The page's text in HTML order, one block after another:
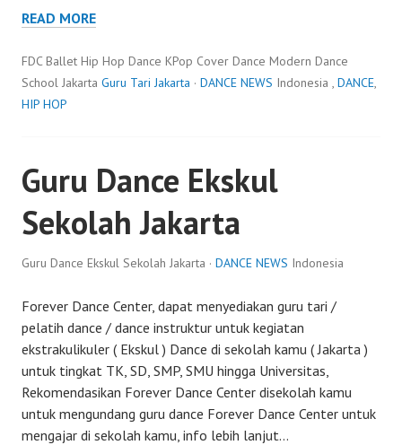
READ MORE
FDC Ballet Hip Hop Dance KPop Cover Dance Modern Dance
School Jakarta Guru Tari Jakarta · DANCE NEWS Indonesia , DANCE,
HIP HOP
Guru Dance Ekskul
Sekolah Jakarta
Guru Dance Ekskul Sekolah Jakarta · DANCE NEWS Indonesia
Forever Dance Center, dapat menyediakan guru tari /
pelatih dance / dance instruktur untuk kegiatan
ekstrakulikuler ( Ekskul ) Dance di sekolah kamu ( Jakarta )
untuk tingkat TK, SD, SMP, SMU hingga Universitas,
Rekomendasikan Forever Dance Center disekolah kamu
untuk mengundang guru dance Forever Dance Center untuk
mengajar di sekolah kamu, info lebih lanjut…